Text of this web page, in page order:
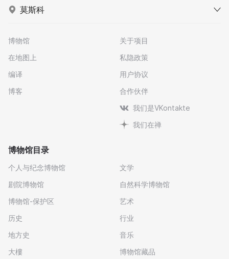
莫斯科
博物馆
在地图上
编译
博客
关于项目
私隐政策
用户协议
合作伙伴
我们是VKontakte
我们在禅
博物馆目录
个人与纪念博物馆
剧院博物馆
博物馆-保护区
历史
地方史
大樓
文学
自然科学博物馆
艺术
行业
音乐
博物馆藏品